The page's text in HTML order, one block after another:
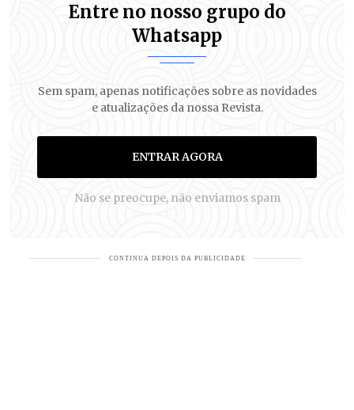
Entre no nosso grupo do
Whatsapp
Sem spam, apenas notificações sobre as novidades
e atualizações da nossa Revista.
ENTRAR AGORA
Não se preocupe, não enviamos spam